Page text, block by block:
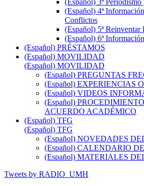
(Español) 4ª
Conflictos
(Español) 5ª
(Español) 6ª
(Español) PRÉSTAMOS
(Español) MOVILIDAD
(Español) MOVILIDAD
(Español) PREGUNTAS
(Español) EXPERIENCIAS
(Español) VIDEOS
(Español)
ACUERDO ACADÉMICO
(Español) TFG
(Español) TFG
(Español) NOVEDADES
(Español) CALENDARIO
(Español) MATERIALES
Tweets by RADIO_UMH